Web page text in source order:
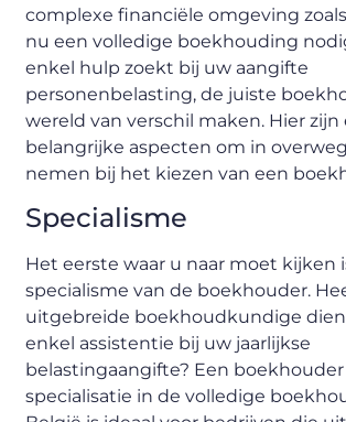
complexe financiële omgeving
nu een volledige boekhouding
enkel hulp zoekt bij uw aangifte
personenbelasting, de juiste
wereld van verschil maken. Hier zijn
belangrijke aspecten om in
nemen bij het kiezen van een
Specialisme
Het eerste waar u naar moet kijken
specialisme van de boekhouder.
uitgebreide boekhoudkundige
enkel assistentie bij uw jaarlijkse
belastingaangifte? Een
specialisatie in de volledige